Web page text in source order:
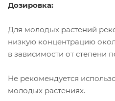
Дозировка:
Для молодых растений
низкую концентрацию
в зависимости от степени
Не рекомендуется
молодых растениях.